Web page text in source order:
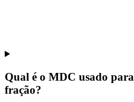
Qual é o MDC usado
fração?